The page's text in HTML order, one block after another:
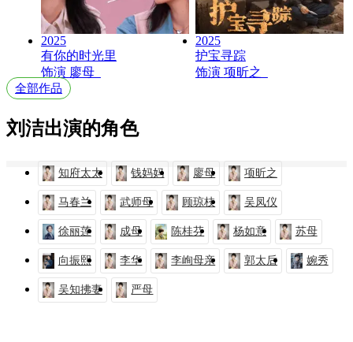
2025
有你的时光里
饰演 廖母
2025
护宝寻踪
饰演 项昕之
全部作品
刘洁出演的角色
知府太太 钱妈妈 廖母 项昕之
马春兰 武师母 顾琼枝 吴凤仪
徐丽莲 成母 陈桂芬 杨如意 苏母
向振熙 李华 李峋母亲 郭太后 婉秀
吴知拂妻 严母